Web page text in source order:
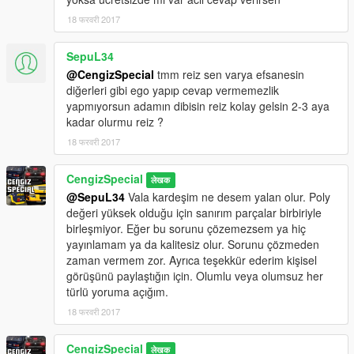
Tunable modify which only add-on mod.
> Değişebilir jant rengi.
Changeable rim color.
> Gerçekçi üst ve yan aynalar.
Realistic rearview mirrors.
> Hız göstergeleri çalışıyor.
Dashboard is working.
> Araç önden çekişlidir.
Car is front-wheel drive.
> İç, dış aydınlatmalar çalışıyor.
Headlights, fars, brakelights, Indicators and taillights are
>Kırılabilir camlar.
Breakable glasses.
> Direksiyon çalışıyor.
18 फरवरी 2017
SepuL34
@CengizSpecial tmm reiz sen varya efsanesin
diğerleri gibi ego yapıp cevap vermemezlik
yapmıyorsun adamın dibisin reiz kolay gelsin 2-3 aya
kadar olurmu reiz ?
18 फरवरी 2017
CengizSpecial लेखक
@SepuL34 Vala kardeşim ne desem yalan olur. Poly
değeri yüksek olduğu için sanırım parçalar birbiriyle
birleşmiyor. Eğer bu sorunu çözemezsem ya hiç
yayınlamam ya da kalitesiz olur. Sorunu çözmeden
zaman vermem zor. Ayrıca teşekkür ederim kişisel
görüşünü paylaştığın için. Olumlu veya olumsuz her
türlü yoruma açığım.
18 फरवरी 2017
CengizSpecial लेखक